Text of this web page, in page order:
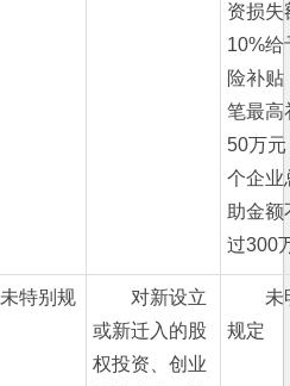
资损失
10%给
险补贴
笔最高
50万
个企业
助金额
过300
未特别规
对新设立
或新迁入的股
权投资、创业
未
规定